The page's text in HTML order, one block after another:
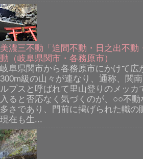
美濃三不動「迫間不動・日之出不動
動（岐阜県関市・各務原市）
岐阜県関市から各務原市にかけて広
300m級の山々が連なり、通称、関
ルプスと呼ばれて里山登りのメッカ
入ると否応なく気づくのが、○○不
多さであり、門前に掲げられた幟の
現在も生...